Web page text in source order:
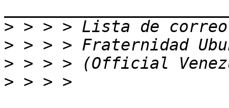
>
>
>
> > > >